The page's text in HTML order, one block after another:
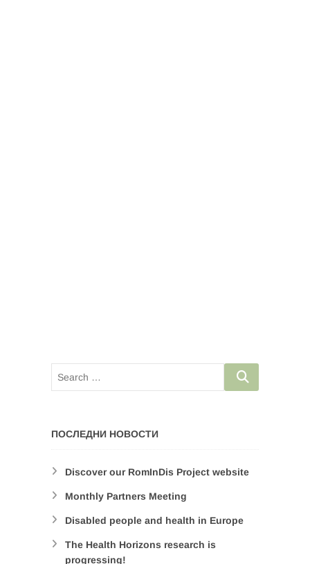
ПОСЛЕДНИ НОВОСТИ
Discover our RomInDis Project website
Monthly Partners Meeting
Disabled people and health in Europe
The Health Horizons research is
progressing!